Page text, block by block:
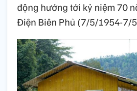
động hướng tới kỷ niệm 70
Điện Biên Phủ (7/5/1954-7/